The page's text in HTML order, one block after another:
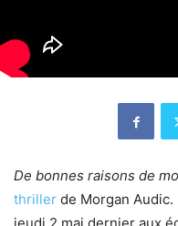
De bonnes raisons de
thriller de Morgan